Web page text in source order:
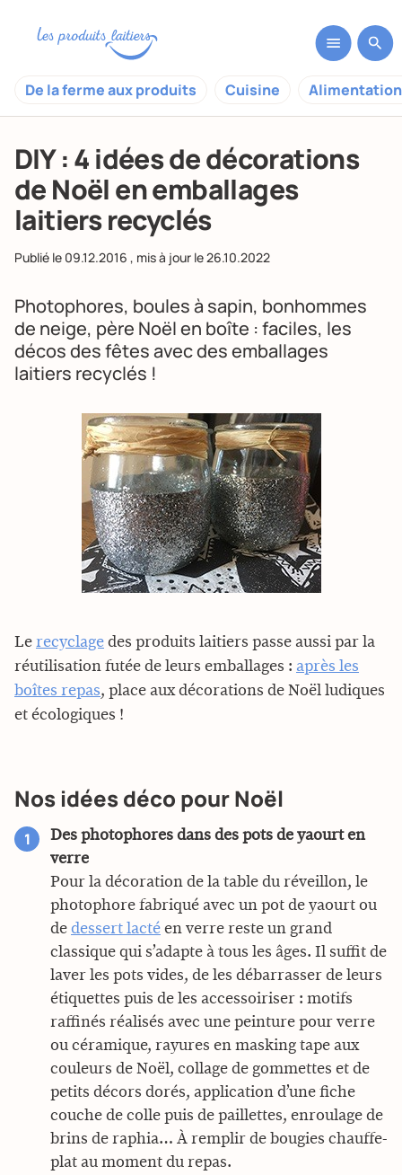
De la ferme aux produits Cuisine
DIY : 4 idées de décorations
de Noël en emballages
laitiers recyclés
Publié le 09.12.2016 , mis à jour le26.10.2022
Photophores, boules à sapin, bonhommes
de neige, père Noël en boîte : faciles, les
décos des fêtes avec des emballages
laitiers recyclés !
Le recyclage des produits laitiers passe aussi par la
réutilisation futée de leurs emballages : après les
boîtes repas, place aux décorations de Noël ludiques
et écologiques !
Nos idées déco pour Noël
Des photophores dans des pots de yaourt en
verre
Pour la décoration de la table du réveillon, le
photophore fabriqué avec un pot de yaourt ou
de dessert lacté en verre reste un grand
classique qui s’adapte à tous les âges. Il suffit de
laver les pots vides, de les débarrasser de leurs
étiquettes puis de les accessoiriser : motifs
raffinés réalisés avec une peinture pour verre
ou céramique, rayures en masking tape aux
couleurs de Noël, collage de gommettes et de
petits décors dorés, application d’une fiche
couche de colle puis de paillettes, enroulage de
brins de raphia… À remplir de bougies chauffe-
plat au moment du repas.